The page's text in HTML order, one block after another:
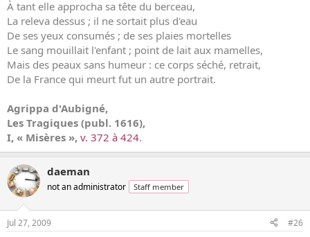
À tant elle approcha sa tête du berceau,
La releva dessus ; il ne sortait plus d'eau
De ses yeux consumés ; de ses plaies mortelles
Le sang mouillait l'enfant ; point de lait aux mamelles,
Mais des peaux sans humeur : ce corps séché, retrait,
De la France qui meurt fut un autre portrait.
Agrippa d'Aubigné,
Les Tragiques (publ. 1616),
I, « Misères », v. 372 à 424.
daeman
not an administrator Staff member
Jul 27, 2009 #26